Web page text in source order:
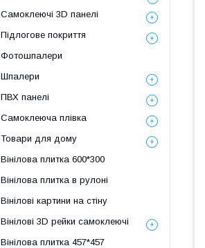
Самоклеючі 3D панелі
Підлогове покриття
Фотошпалери
Шпалери
ПВХ панелі
Самоклеюча плівка
Товари для дому
Вінілова плитка 600*300
Вінілова плитка в рулоні
Вінілові картини на стіну
Вінілові 3D рейки самоклеючі
Вінілова плитка 457*457